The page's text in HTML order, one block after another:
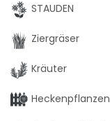
STAUDEN
Ziergräser
Kräuter
Heckenpflanzen